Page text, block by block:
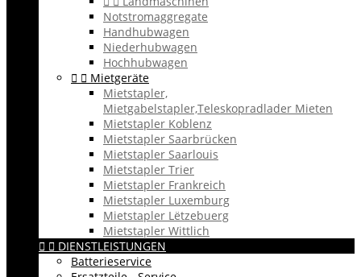
Notstromaggregate
Handhubwagen
Niederhubwagen
Hochhubwagen
  Mietgeräte
Mietstapler,
Mietgabelstapler,Teleskopradlader Mieten
Mietstapler Koblenz
Mietstapler Saarbrücken
Mietstapler Saarlouis
Mietstapler Trier
Mietstapler Frankreich
Mietstapler Luxemburg
Mietstapler Lëtzebuerg
Mietstapler Wittlich
  DIENSTLEISTUNGEN
Batterieservice